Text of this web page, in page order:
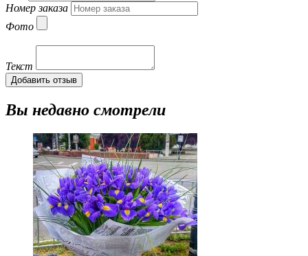
Номер заказа
Фото
Текст
Добавить отзыв
Вы недавно смотрели